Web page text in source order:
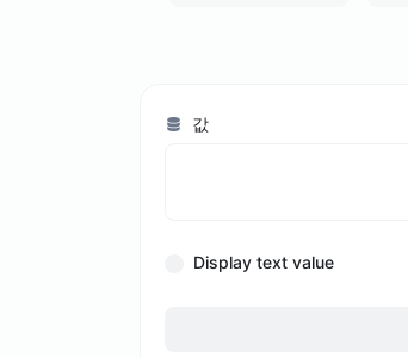
값
Display text value